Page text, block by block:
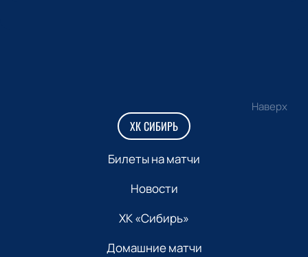
Наверх
ХК СИБИРЬ
Билеты на матчи
Новости
ХК «Сибирь»
Домашние матчи